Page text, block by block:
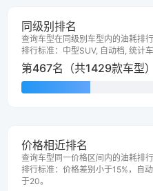
同级别排名
查询车型在同级别车型内的油耗排
排行标准：中型SUV, 自动档, 统计
第467名（共1429款车型）
价格相近排名
查询车型同一价格区间内的油耗排
排行标准：价格差别小于15%，自
于20。